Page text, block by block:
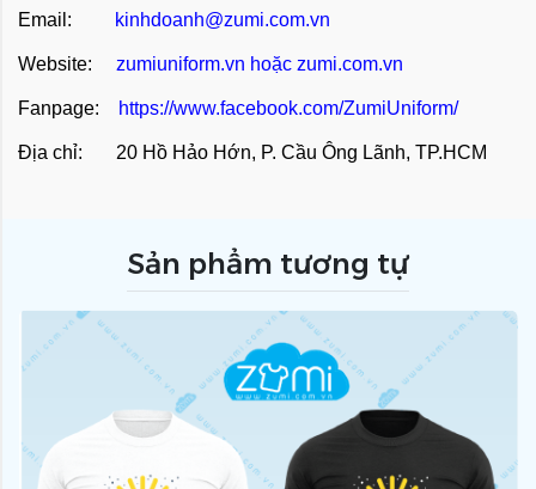
Email: kinhdoanh@zumi.com.vn
Website: zumiuniform.vn hoặc zumi.com.vn
Fanpage: https://www.facebook.com/ZumiUniform/
Địa chỉ: 20 Hồ Hảo Hớn, P. Cầu Ông Lãnh, TP.HCM
Sản phẩm tương tự